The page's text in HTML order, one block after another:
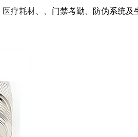
医疗耗材 、、门禁考勤、防伪系统及